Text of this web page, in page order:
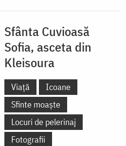
Sfânta Cuvioasă
Sofia, asceta din
Kleisoura
Viață
Icoane
Sfinte moaște
Locuri de pelerinaj
Fotografii